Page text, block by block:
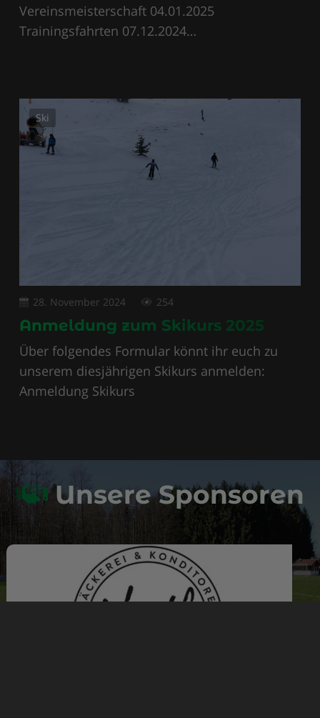
Vereinsmeisterschaft 04.01.2025
Trainingsfahrten 07.12.2024…
Ski
28. November 2024 254
Anmeldung zum Skikurs 2025
Über folgendes Formular könnt ihr euch zu
unserem diesjährigen Skikurs anmelden:
Anmeldung Skikurs
Unsere Sponsoren